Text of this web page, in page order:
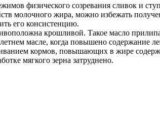
физического созревания сливок и
молочного жира, можно избежать
его консистенцию.
крошливой. Такое масло
масле, когда повышено содержание
кормов, повышающих в жире
мягкого зерна затруднено.